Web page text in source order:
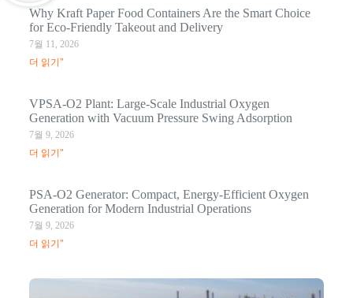
Why Kraft Paper Food Containers Are the Smart Choice
for Eco-Friendly Takeout and Delivery
7월 11, 2026
더 읽기"
VPSA-O2 Plant: Large-Scale Industrial Oxygen
Generation with Vacuum Pressure Swing Adsorption
7월 9, 2026
더 읽기"
PSA-O2 Generator: Compact, Energy-Efficient Oxygen
Generation for Modern Industrial Operations
7월 9, 2026
더 읽기"